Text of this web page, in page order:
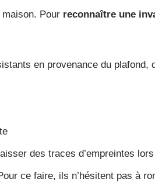
Pour reconnaître une
en provenance du
des traces d’empreintes
ce faire, ils n’hésitent pas à